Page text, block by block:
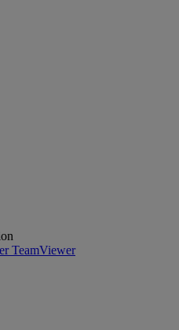
TeamViewer